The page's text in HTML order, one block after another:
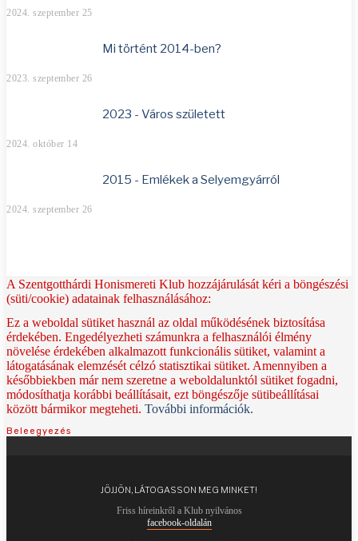
2024. szeptember 25
Mi történt 2014-ben?
2023. szeptember 26
2023 - Város született
2024. október 14
2015 - Emlékek a Selyemgyárról
2024. szeptember 26
A Szentgotthárdi Honismereti Klub hozzájárulását kéri a böngészési
(süti/cookie) adatainak felhasználásához:
Ez a weboldal sütiket használ az oldal működésének biztosítása
érdekében. Engedélyezheti számunkra a felhasználói élmény
növelése érdekében alkalmazott funkcionális sütiket, valamint a
látogatásának elemzését célzó statisztikai sütiket. Amennyiben a
későbbiekben már nem szeretne a weboldalunktól sütiket fogadni,
módosíthatja korábbi beállításait, ezt böngészője sütibeállításai
között bármikor megteheti. További információk.
Beleegyezés
JÖJJÖN, LÁTOGASSON MEG MINKET!
Friss híreinkről a Klub nyilvános
facebook-oldalán